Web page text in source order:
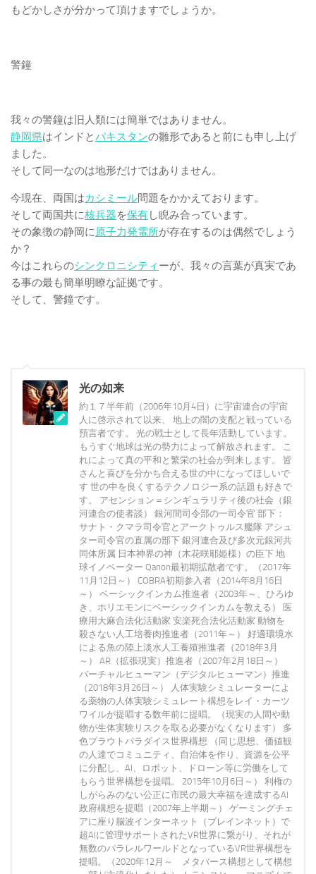
もどかしさが分かって頂けますでしょうか。
警鐘
我々の警鐘は旧人類には簡単ではありません。
静岡県はインドとパキスタンの雛形であると前にも申し上げ
ました。
そして同一なのは地形だけではありません。
今現在、両国はカシミール問題をかかえております。
そして両国共に核兵器を保有し睨み合っています。
その象徴の静岡に原子力発電所が存在するのは偶然でしょう
か？
今はこれらのシンクロニシティ ーが、我々の言葉が真実であ
る事の最も簡単明瞭な証拠です。
そして、警鐘です。
光の如来
約１７半年前（2006年10月4日）に宇宙連合の宇宙
人に啓示されて以来、 地上の闇の支配と戦っている
預言者です。 光の戦士として長年活動しています。
もうすぐ地球は光の勢力によって解放されます。 こ
れによって真の平和と繁栄の社会が到来します。 皆
さんと喜びを分かち合える世の中になってほしいで
す 世の中を良くするテクノロジー系の話題も好きで
す。 アセンション＝シンギュラリティ後の社会（銀
河連合の使者談） 銀河間司令部の一司令官 部下：
サナト・クマラ司令官とアークトゥルス艦隊 アシュ
ター司令官の直属の部下 銀河連合及び多次元銀河共
同体所属 日本神界の神（木花咲耶姫様）の臣下 地
球イノベーター Qanon最初期拡散者です。（2017年
11月12日～） COBRA初期参入者（2014年8月16日
～） ベーシックインカム推進者（2003年～、ひろゆ
き、ホリエモンにベーシックインカムを教える） 医
療用大麻合法化活動家 安楽死合法化活動家 動物を
殺さない人工培養肉推進者（2011年～） 好適環境水
による魚の陸上淡水人工養殖推進者（2018年3月
～） AR（拡張現実）推進者（2007年2月18日～）
バーチャルヒューマン（デジタルヒューマン）推進
（2018年3月26日～） 人体実験シミュレーターによ
る薬物の人体実験シミュレート構想をレイ・カーツ
ワイルが提唱する数年前に提唱。（現実の人間や動
物が生体実験リスクを取る必要がなくなります） 多
色プラウトパラダイス世界構想 （同じ思想、価値観
の人達でコミュニティ、自治体を作り、資源を公平
に分配し、AI、ロボット、ドローン等に労働をして
もらう世界構想を提唱。 2015年10月6日～） 利権の
しがらみのない公正に市民の最大幸福を達成するAI
政府構想を提唱（2007年上半期～） ゲーミングチェ
アに座り脳波インターネット（ブレインネット）で
超AIに管理サポートされたVR世界に繋がり、それが
無数のパラレルワールドとなっているVR世界構想を
提唱。（2020年12月～ メタバース構想として構想